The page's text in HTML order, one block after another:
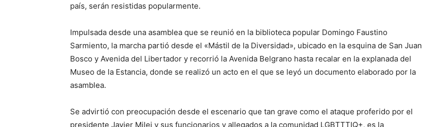
país, serán resistidas popularmente.
Impulsada desde una asamblea que se reunió en la biblioteca popular Domingo Faustino
Sarmiento, la marcha partió desde el «Mástil de la Diversidad», ubicado en la esquina de San Juan
Bosco y Avenida del Libertador y recorrió la Avenida Belgrano hasta recalar en la explanada del
Museo de la Estancia, donde se realizó un acto en el que se leyó un documento elaborado por la
asamblea.
Se advirtió con preocupación desde el escenario que tan grave como el ataque proferido por el
presidente Javier Milei y sus funcionarios y allegados a la comunidad LGBTTTIQ+, es la